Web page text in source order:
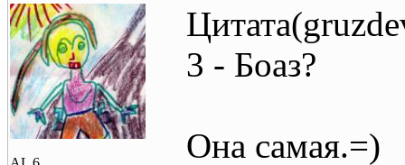
3 - Боаз?
Она самая.=)